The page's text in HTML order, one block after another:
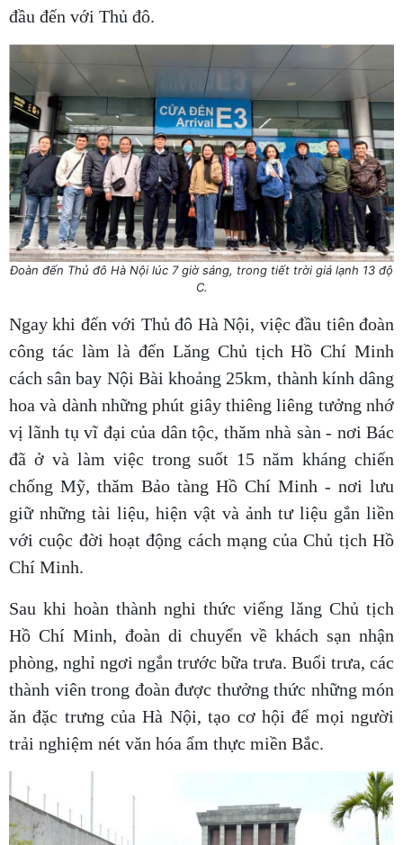
đầu đến với Thủ đô.
Đoàn đến Thủ đô Hà Nội lúc 7 giờ sáng, trong tiết trời giá lạnh 13 độ
C.
Ngay khi đến với Thủ đô Hà Nội, việc đầu tiên đoàn
công tác làm là đến Lăng Chủ tịch Hồ Chí Minh
cách sân bay Nội Bài khoảng 25km, thành kính dâng
hoa và dành những phút giây thiêng liêng tưởng nhớ
vị lãnh tụ vĩ đại của dân tộc, thăm nhà sàn - nơi Bác
đã ở và làm việc trong suốt 15 năm kháng chiến
chống Mỹ, thăm Bảo tàng Hồ Chí Minh - nơi lưu
giữ những tài liệu, hiện vật và ảnh tư liệu gắn liền
với cuộc đời hoạt động cách mạng của Chủ tịch Hồ
Chí Minh.
Sau khi hoàn thành nghi thức viếng lăng Chủ tịch
Hồ Chí Minh, đoàn di chuyển về khách sạn nhận
phòng, nghỉ ngơi ngắn trước bữa trưa. Buổi trưa, các
thành viên trong đoàn được thưởng thức những món
ăn đặc trưng của Hà Nội, tạo cơ hội để mọi người
trải nghiệm nét văn hóa ẩm thực miền Bắc.